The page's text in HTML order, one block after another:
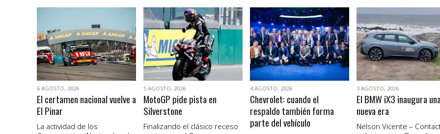
VER NOTA
6 AGOSTO, 2026
El certamen nacional vuelve a
El Pinar
La actividad de los
VER NOTA
5 AGOSTO, 2026
MotoGP pide pista en
Silverstone
Finalizando el clásico receso
VER NOTA
4 AGOSTO, 2026
Chevrolet: cuando el
respaldo también forma
parte del vehículo
VER NOTA
3 AGOSTO, 2026
El BMW iX3 inaugura
nueva era
Nelson Vicente –